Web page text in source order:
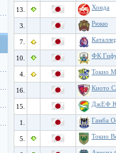
13. Хонда
3. Рюкю
7.
10. ФК
4. Токио
16. Киото
15. ДжЕФ
1. Гамба
5. Токио